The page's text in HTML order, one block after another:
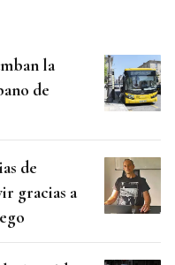
la
de
de
gracias a